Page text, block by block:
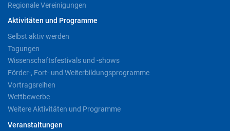
Regionale Vereinigungen
Aktivitäten und Programme
Selbst aktiv werden
Tagungen
Wissenschaftsfestivals und -shows
Förder-, Fort- und Weiterbildungsprogramme
Vortragsreihen
Wettbewerbe
Weitere Aktivitäten und Programme
Veranstaltungen